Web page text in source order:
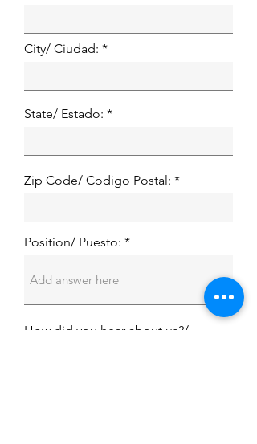
City/ Ciudad:
State/ Estado:
Zip Code/ Codigo Postal:
Position/ Puesto: *
How did you hear about us?/